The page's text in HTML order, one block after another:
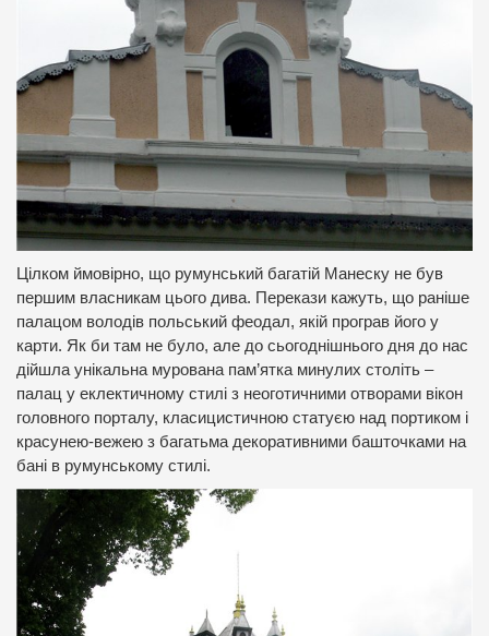
Цілком ймовірно, що румунський багатій Манеску не був
першим власникам цього дива. Перекази кажуть, що раніше
палацом володів польський феодал, якій програв його у
карти. Як би там не було, але до сьогоднішнього дня до нас
дійшла унікальна мурована пам’ятка минулих століть –
палац у еклектичному стилі з неоготичними отворами вікон
головного порталу, класицистичною статуєю над портиком і
красунею-вежею з багатьма декоративними башточками на
бані в румунському стилі.